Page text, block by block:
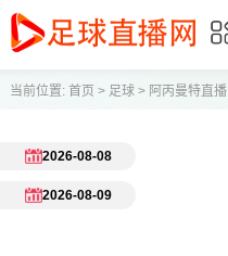
当前位置: 首页 > 足球> 阿丙曼特直播
2026-08-08
2026-08-09